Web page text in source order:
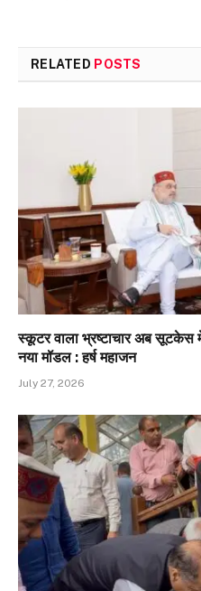
RELATED POSTS
स्कूटर वाला भ्रष्टाचार अब सूटकेस
नया मॉडल : हर्ष महाजन
July 27, 2026